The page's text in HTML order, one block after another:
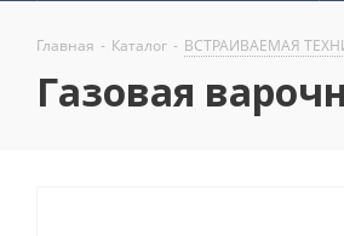
Главная - Каталог - ВСТРАИВАЕМАЯ
Газовая